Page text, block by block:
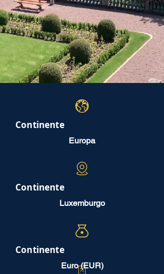
Continente
Europa
Continente
Luxemburgo
Continente
Euro (EUR)